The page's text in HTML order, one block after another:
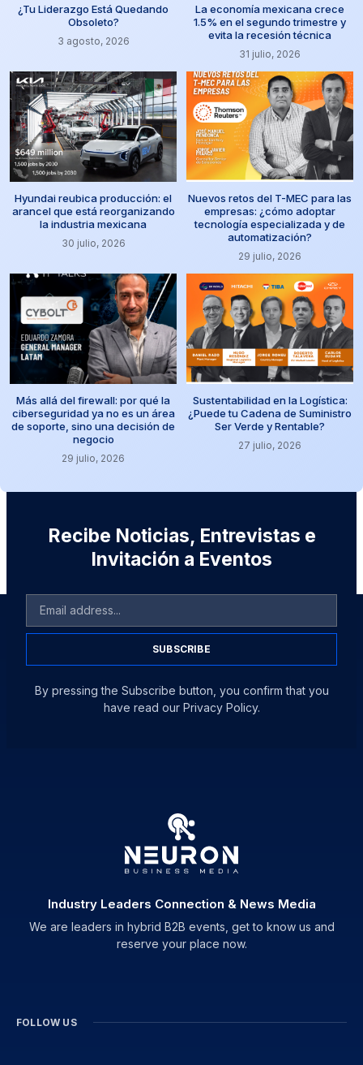
¿Tu Liderazgo Está Quedando
Obsoleto?
3 agosto, 2026
La economía mexicana crece
1.5% en el segundo trimestre y
evita la recesión técnica
31 julio, 2026
Hyundai reubica producción: el
arancel que está reorganizando
la industria mexicana
30 julio, 2026
Nuevos retos del T-MEC para las
empresas: ¿cómo adoptar
tecnología especializada y de
automatización?
29 julio, 2026
Más allá del firewall: por qué la
ciberseguridad ya no es un área
de soporte, sino una decisión de
negocio
29 julio, 2026
Sustentabilidad en la Logística:
¿Puede tu Cadena de Suministro
Ser Verde y Rentable?
27 julio, 2026
Recibe Noticias, Entrevistas e
Invitación a Eventos
SUBSCRIBE
By pressing the Subscribe button, you confirm that you
have read our Privacy Policy.
Industry Leaders Connection & News Media
We are leaders in hybrid B2B events, get to know us and
reserve your place now.
FOLLOW US